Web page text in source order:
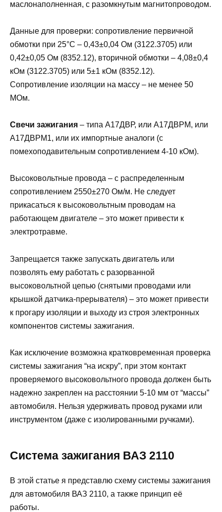
маслонаполненная, с разомкнутым магнитопроводом.
Данные для проверки: сопротивление первичной
обмотки при 25°С – 0,43±0,04 Ом (3122.3705) или
0,42±0,05 Ом (8352.12), вторичной обмотки – 4,08±0,4
кОм (3122.3705) или 5±1 кОм (8352.12).
Сопротивление изоляции на массу – не менее 50
МОм.
Свечи зажигания – типа А17ДВР, или А17ДВРМ, или
А17ДВРМ1, или их импортные аналоги (с
помехоподавительным сопротивлением 4-10 кОм).
Высоковольтные провода – с распределенным
сопротивлением 2550±270 Ом/м. Не следует
прикасаться к высоковольтным проводам на
работающем двигателе – это может привести к
электротравме.
Запрещается также запускать двигатель или
позволять ему работать с разорванной
высоковольтной цепью (снятыми проводами или
крышкой датчика-прерывателя) – это может привести
к прогару изоляции и выходу из строя электронных
компонентов системы зажигания.
Как исключение возможна кратковременная проверка
системы зажигания “на искру”, при этом контакт
проверяемого высоковольтного провода должен быть
надежно закреплен на расстоянии 5-10 мм от “массы”
автомобиля. Нельзя удерживать провод руками или
инструментом (даже с изолированными ручками).
Система зажигания ВАЗ 2110
В этой статье я представлю схему системы зажигания
для автомобиля ВАЗ 2110, а также принцип её
работы.